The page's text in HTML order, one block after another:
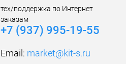
тех/поддержка по Интернет
заказам
+7 (937) 995-19-55
Email: market@kit-s.ru